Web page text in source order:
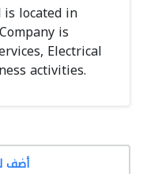
is located in
is
Electrical
activities.
أضف